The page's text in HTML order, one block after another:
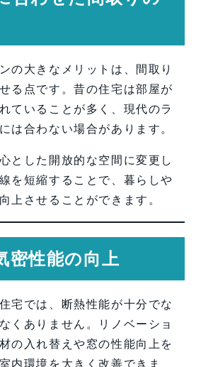
の大きなメリットは、間取り
る点です。昔の住宅は部屋が
ていることが多く、現代のラ
は合わない場合があります。
とした開放的な空間に変更し
を短縮することで、暮らしや
上させることができます。
密性能の向上
宅では、断熱性能が十分でな
くありません。リノベーショ
の入れ替えや窓の性能向上を
内環境を大きく改善できま